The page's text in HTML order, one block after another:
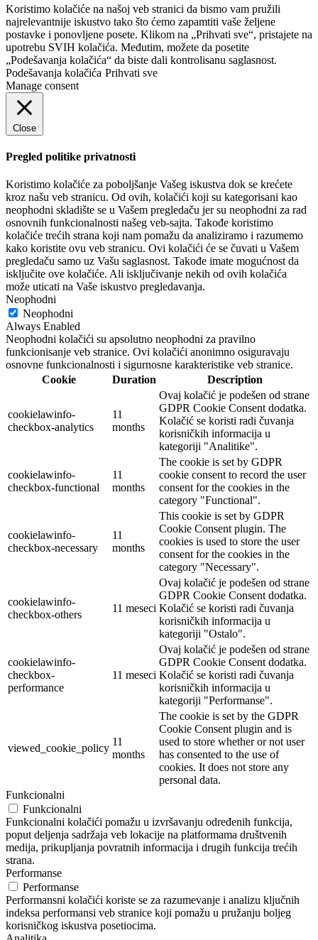
Koristimo kolačiće na našoj veb stranici da bismo vam pružili
najrelevantnije iskustvo tako što ćemo zapamtiti vaše željene
postavke i ponovljene posete. Klikom na „Prihvati sve“, pristajete na
upotrebu SVIH kolačića. Međutim, možete da posetite
„Podešavanja kolačića“ da biste dali kontrolisanu saglasnost.
Podešavanja kolačića Prihvati sve
Manage consent
Close
Pregled politike privatnosti
Koristimo kolačiće za poboljšanje Vašeg iskustva dok se krećete
kroz našu veb stranicu. Od ovih, kolačići koji su kategorisani kao
neophodni skladište se u Vašem pregledaču jer su neophodni za rad
osnovnih funkcionalnosti našeg veb-sajta. Takođe koristimo
kolačiće trećih strana koji nam pomažu da analiziramo i razumemo
kako koristite ovu veb stranicu. Ovi kolačići će se čuvati u Vašem
pregledaču samo uz Vašu saglasnost. Takođe imate mogućnost da
isključite ove kolačiće. Ali isključivanje nekih od ovih kolačića
može uticati na Vaše iskustvo pregledavanja.
Neophodni
Neophodni
Always Enabled
Neophodni kolačići su apsolutno neophodni za pravilno
funkcionisanje veb stranice. Ovi kolačići anonimno osiguravaju
osnovne funkcionalnosti i sigurnosne karakteristike veb stranice.
Cookie
Duration Description
cookielawinfo-
checkbox-analytics
11
months
Ovaj kolačić je podešen od strane
GDPR Cookie Consent dodatka.
Kolačić se koristi radi čuvanja
korisničkih informacija u
kategoriji "Analitike".
cookielawinfo-
checkbox-functional
11
months
The cookie is set by GDPR
cookie consent to record the user
consent for the cookies in the
category "Functional".
cookielawinfo-
checkbox-necessary
11
months
This cookie is set by GDPR
Cookie Consent plugin. The
cookies is used to store the user
consent for the cookies in the
category "Necessary".
cookielawinfo-
checkbox-others
11 meseci
Ovaj kolačić je podešen od strane
GDPR Cookie Consent dodatka.
Kolačić se koristi radi čuvanja
korisničkih informacija u
kategoriji "Ostalo".
cookielawinfo-
checkbox-
performance
11 meseci
Ovaj kolačić je podešen od strane
GDPR Cookie Consent dodatka.
Kolačić se koristi radi čuvanja
korisničkih informacija u
kategoriji "Performanse".
viewed_cookie_policy
11
months
The cookie is set by the GDPR
Cookie Consent plugin and is
used to store whether or not user
has consented to the use of
cookies. It does not store any
personal data.
Funkcionalni
Funkcionalni
Funkcionalni kolačići pomažu u izvršavanju određenih funkcija,
poput deljenja sadržaja veb lokacije na platformama društvenih
medija, prikupljanja povratnih informacija i drugih funkcija trećih
strana.
Performanse
Performanse
Performansni kolačići koriste se za razumevanje i analizu ključnih
indeksa performansi veb stranice koji pomažu u pružanju boljeg
korisničkog iskustva posetiocima.